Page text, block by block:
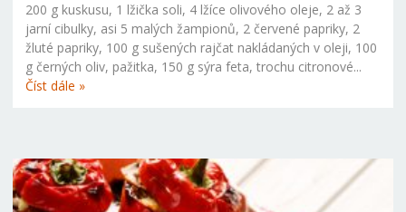
200 g kuskusu, 1 lžička soli, 4 lžíce olivového oleje, 2 až 3
jarní cibulky, asi 5 malých žampionů, 2 červené papriky, 2
žluté papriky, 100 g sušených rajčat nakládaných v oleji, 100
g černých oliv, pažitka, 150 g sýra feta, trochu citronové...
Číst dále »